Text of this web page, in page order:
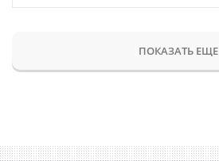
ПОКАЗАТЬ ЕЩЕ